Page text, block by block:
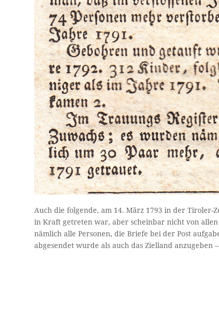
Auch die folgende, am 14. März 1793 in der
in Kraft getreten war, aber scheinbar nicht von
nämlich alle Personen, die Briefe bei der Post
abgesendet wurde als auch das Zielland anzugeben